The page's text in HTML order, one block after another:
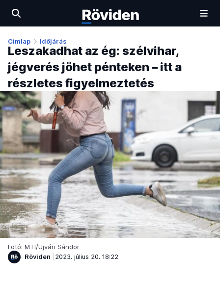
Címlap Időjárás
Leszakadhat az ég: szélvihar,
jégverés jöhet pénteken – itt a
részletes figyelmeztetés
Fotó: MTI/Ujvári Sándor
Röviden
2023. július 20. 18:22